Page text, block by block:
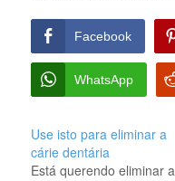
Facebook
WhatsApp
Use isto para eliminar a
cárie dentária
Está querendo eliminar a